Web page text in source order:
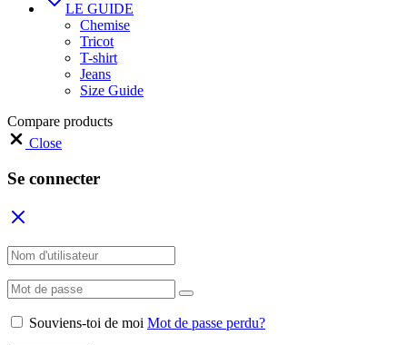
LE GUIDE
Chemise
Tricot
T-shirt
Jeans
Size Guide
Compare products
Close
Se connecter
Souviens-toi de moi Mot de passe perdu?